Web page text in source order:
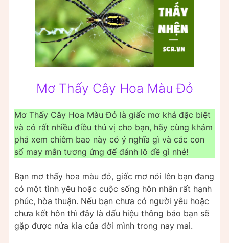
Mơ Thấy Cây Hoa Màu Đỏ
Mơ Thấy Cây Hoa Màu Đỏ là giấc mơ khá đặc biệt
và có rất nhiều điều thú vị cho bạn, hãy cùng khám
phá xem chiêm bao này có ý nghĩa gì và các con
số may mắn tương ứng để đánh lô đề gì nhé!
Bạn mơ thấy hoa màu đỏ, giấc mơ nói lên bạn đang
có một tình yêu hoặc cuộc sống hôn nhân rất hạnh
phúc, hòa thuận. Nếu bạn chưa có người yêu hoặc
chưa kết hôn thì đây là dấu hiệu thông báo bạn sẽ
gặp được nửa kia của đời mình trong nay mai.